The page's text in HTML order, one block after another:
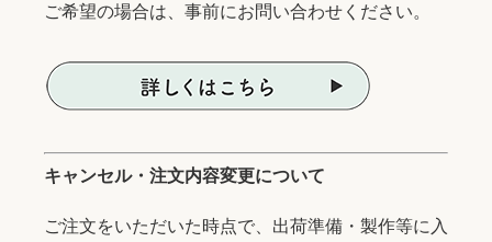
ご希望の場合は、事前にお問い合わせください。
キャンセル・注文内容変更について
ご注文をいただいた時点で、出荷準備・製作等に入